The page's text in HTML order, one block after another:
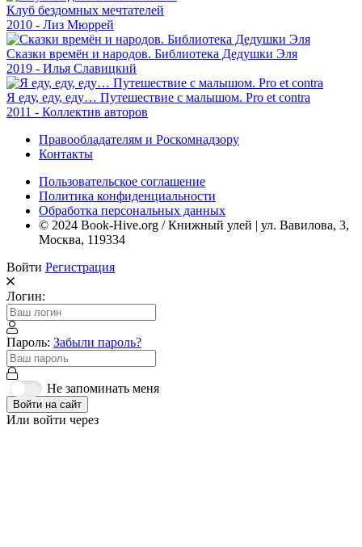
Клуб бездомных мечтателей
2010 - Лиз Мюррей
Сказки времён и народов. Библиотека Дедушки Эля
2019 - Илья Славицкий
Я еду, еду, еду… Путешествие с малышом. Pro et contra
2011 - Коллектив авторов
Правообладателям и Роскомнадзору
Контакты
Пользовательское соглашение
Политика конфиденциальности
Обработка персональных данных
© 2024 Book-Hive.org / Книжный улей | ул. Вавилова, 3,
Москва, 119334
Войти Регистрация
Логин:
Пароль: Забыли пароль?
Не запоминать меня
Войти на сайт
Или войти через